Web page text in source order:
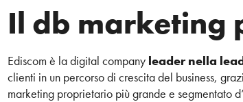
Il db marketing
Ediscom è la digital company leader nella
clienti in un percorso di crescita del business,
marketing proprietario più grande e segmentato